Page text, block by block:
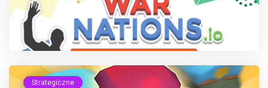
Strategiczne